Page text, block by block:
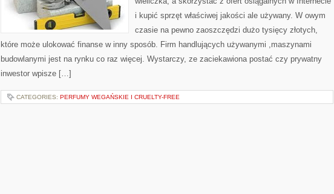
i kupić sprzęt właściwej jakości ale używany. W owym
czasie na pewno zaoszczędzi dużo tysięcy złotych,
które może ulokować finanse w inny sposób. Firm handlujących używanymi ,maszynami
budowlanymi jest na rynku co raz więcej. Wystarczy, ze zaciekawiona postać czy prywatny
inwestor wpisze […]
CATEGORIES: PERFUMY WEGAŃSKIE I CRUELTY-FREE